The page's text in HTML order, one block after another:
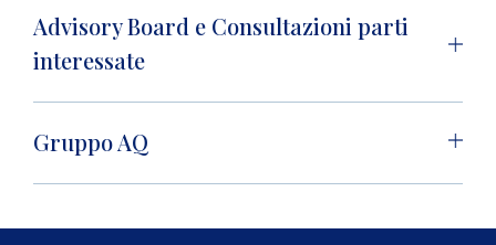
Advisory Board e Consultazioni parti
interessate
Gruppo AQ